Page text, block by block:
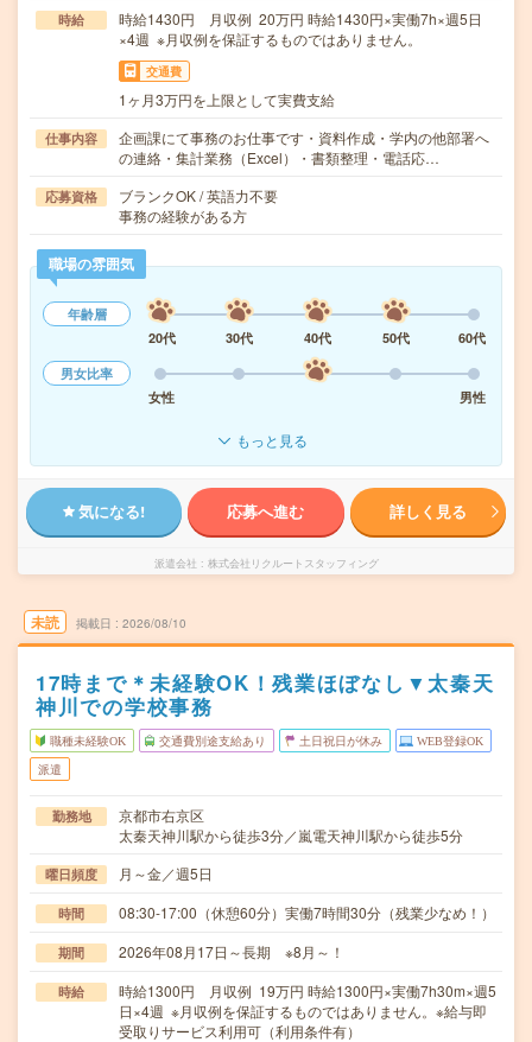
時給
時給1430円 月収例 20万円 時給1430円×実働7h×週5日
×4週 ※月収例を保証するものではありません。
交通費
1ヶ月3万円を上限として実費支給
仕事内容
企画課にて事務のお仕事です・資料作成・学内の他部署へ
の連絡・集計業務（Excel）・書類整理・電話応…
応募資格
ブランクOK / 英語力不要
事務の経験がある方
職場の雰囲気
年齢層
20代
30代 40代 50代
60代
男女比率
女性
男性
もっと見る
気になる! 応募へ進む 詳しく見る
派遣会社 株式会社リクルートスタッフィング
未読 掲載日 2026/08/10
17時まで＊未経験OK！残業ほぼなし▼太秦天
神川での学校事務
職種未経験OK 交通費別途支給あり 土日祝日が休み WEB登録OK
派遣
勤務地
京都市右京区
太秦天神川駅から徒歩3分／嵐電天神川駅から徒歩5分
曜日頻度 月～金／週5日
時間 08:30-17:00（休憩60分）実働7時間30分（残業少なめ！）
期間 2026年08月17日～長期 ※8月～！
時給
時給1300円 月収例 19万円 時給1300円×実働7h30m×週5
日×4週 ※月収例を保証するものではありません。※給与即
受取りサービス利用可（利用条件有）